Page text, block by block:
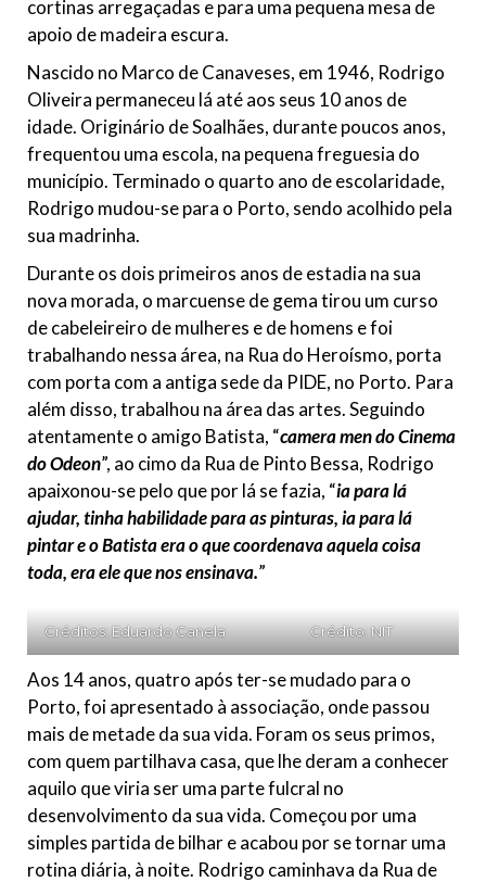
cortinas arregaçadas e para uma pequena mesa de
apoio de madeira escura.
Nascido no Marco de Canaveses, em 1946, Rodrigo
Oliveira permaneceu lá até aos seus 10 anos de
idade. Originário de Soalhães, durante poucos anos,
frequentou uma escola, na pequena freguesia do
município. Terminado o quarto ano de escolaridade,
Rodrigo mudou-se para o Porto, sendo acolhido pela
sua madrinha.
Durante os dois primeiros anos de estadia na sua
nova morada, o marcuense de gema tirou um curso
de cabeleireiro de mulheres e de homens e foi
trabalhando nessa área, na Rua do Heroísmo, porta
com porta com a antiga sede da PIDE, no Porto. Para
além disso, trabalhou na área das artes. Seguindo
atentamente o amigo Batista, “camera men do Cinema
do Odeon”, ao cimo da Rua de Pinto Bessa, Rodrigo
apaixonou-se pelo que por lá se fazia, “ia para lá
ajudar, tinha habilidade para as pinturas, ia para lá
pintar e o Batista era o que coordenava aquela coisa
toda, era ele que nos ensinava.”
Créditos: Eduardo Canela Crédito: NIT
Aos 14 anos, quatro após ter-se mudado para o
Porto, foi apresentado à associação, onde passou
mais de metade da sua vida. Foram os seus primos,
com quem partilhava casa, que lhe deram a conhecer
aquilo que viria ser uma parte fulcral no
desenvolvimento da sua vida. Começou por uma
simples partida de bilhar e acabou por se tornar uma
rotina diária, à noite. Rodrigo caminhava da Rua de